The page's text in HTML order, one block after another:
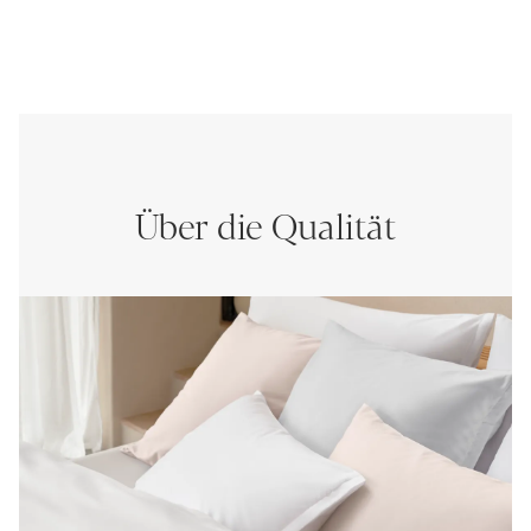
Über die Qualität